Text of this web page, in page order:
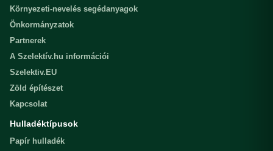
Környezeti-nevelés segédanyagok
Önkormányzatok
Partnerek
A Szelektív.hu információi
Szelektiv.EU
Zöld építészet
Kapcsolat
Hulladéktípusok
Papír hulladék